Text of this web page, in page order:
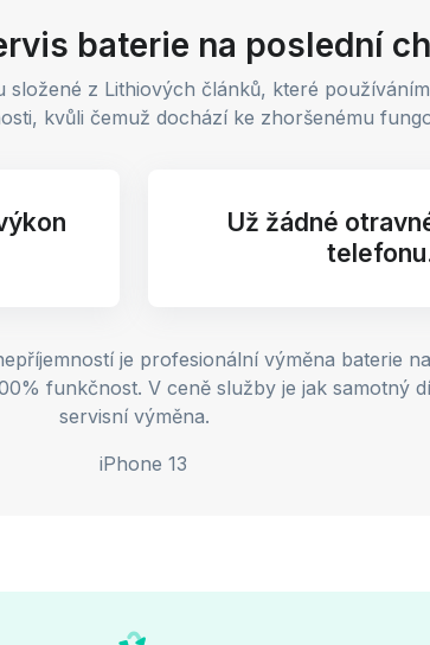
baterie na poslední
složené z Lithiových článků, které
kvůli čemuž dochází ke zhoršenému
Už žádné
je profesionální výměna baterie
funkčnost. V ceně služby je jak samotný
servisní výměna.